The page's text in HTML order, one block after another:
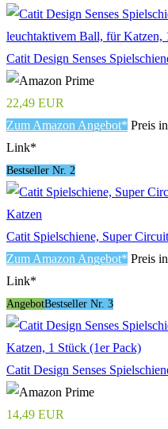
Catit Design Senses
22,49 EUR
Zum Amazon Angebot* Preis
Link*
Bestseller Nr. 2
Catit Spielschiene, Super
Zum Amazon Angebot* Preis
Link*
AngebotBestseller Nr. 3
Catit Design Senses
14,49 EUR